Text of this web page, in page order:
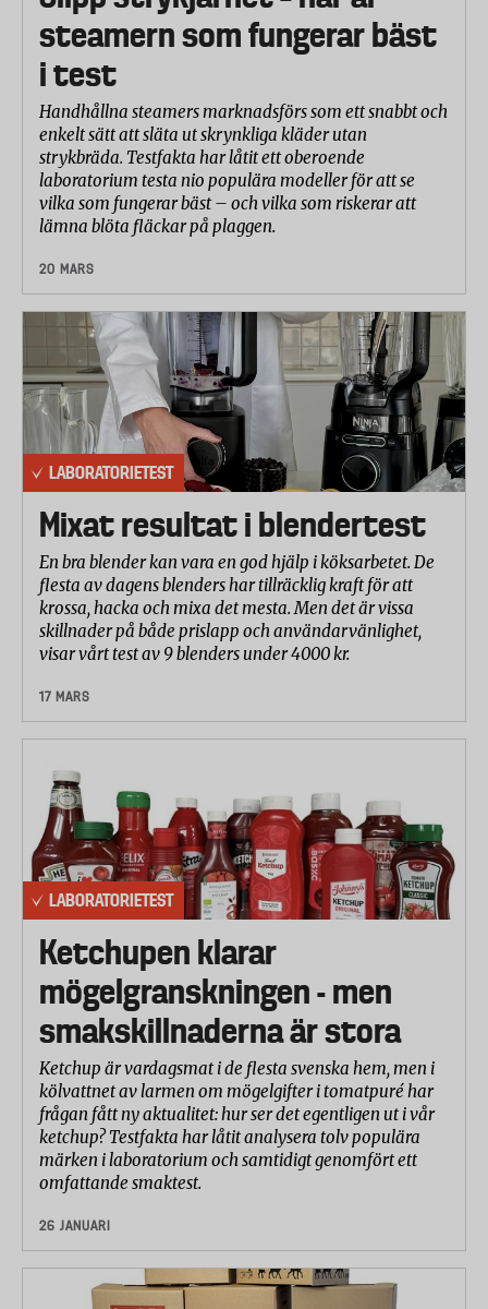
steamern som fungerar bäst
i test
Handhållna steamers marknadsförs som ett snabbt och
enkelt sätt att släta ut skrynkliga kläder utan
strykbräda. Testfakta har låtit ett oberoende
laboratorium testa nio populära modeller för att se
vilka som fungerar bäst – och vilka som riskerar att
lämna blöta fläckar på plaggen.
20 MARS
LABORATORIETEST
Mixat resultat i blendertest
En bra blender kan vara en god hjälp i köksarbetet. De
flesta av dagens blenders har tillräcklig kraft för att
krossa, hacka och mixa det mesta. Men det är vissa
skillnader på både prislapp och användarvänlighet,
visar vårt test av 9 blenders under 4000 kr.
17 MARS
LABORATORIETEST
Ketchupen klarar
mögelgranskningen - men
smakskillnaderna är stora
Ketchup är vardagsmat i de flesta svenska hem, men i
kölvattnet av larmen om mögelgifter i tomatpuré har
frågan fått ny aktualitet: hur ser det egentligen ut i vår
ketchup? Testfakta har låtit analysera tolv populära
märken i laboratorium och samtidigt genomfört ett
omfattande smaktest.
26 JANUARI